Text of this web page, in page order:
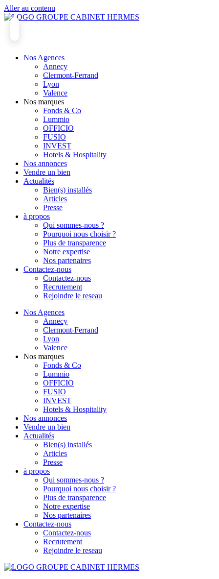
Aller au contenu
Nos Agences
Annecy
Clermont-Ferrand
Lyon
Valence
Nos marques
Fonds & Co
Lummio
OFFICIO
FUSIO
INVEST
Hotels & Hospitality
Nos annonces
Vendre un bien
Actualités
Bien(s) installés
Articles
Presse
à propos
Qui sommes-nous ?
Pourquoi nous choisir ?
Plus de transparence
Notre expertise
Nos partenaires
Contactez-nous
Contactez-nous
Recrutement
Rejoindre le reseau
Nos Agences
Annecy
Clermont-Ferrand
Lyon
Valence
Nos marques
Fonds & Co
Lummio
OFFICIO
FUSIO
INVEST
Hotels & Hospitality
Nos annonces
Vendre un bien
Actualités
Bien(s) installés
Articles
Presse
à propos
Qui sommes-nous ?
Pourquoi nous choisir ?
Plus de transparence
Notre expertise
Nos partenaires
Contactez-nous
Contactez-nous
Recrutement
Rejoindre le reseau